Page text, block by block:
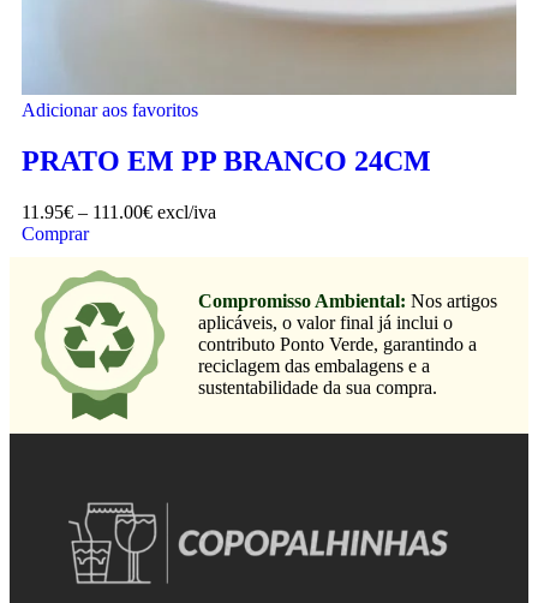
Adicionar aos favoritos
PRATO EM PP BRANCO 24CM
11.95€ – 111.00€ excl/iva
Comprar
Compromisso Ambiental: Nos artigos
aplicáveis, o valor final já inclui o
contributo Ponto Verde, garantindo a
reciclagem das embalagens e a
sustentabilidade da sua compra.